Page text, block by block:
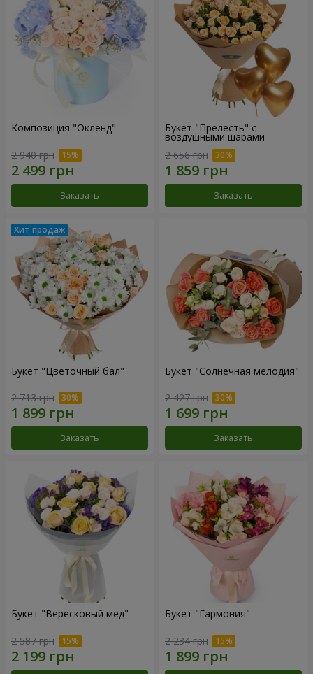
Композиция "Окленд"
2 940 грн
Заказать
Букет "Прелесть" с
воздушными шарами
2 656 грн
Заказать
Букет "Цветочный бал"
2 713 грн
Заказать
Букет "Солнечная мелодия"
2 427 грн
Заказать
Букет "Вересковый мед"
2 587 грн
Букет "Гармония"
2 234 грн